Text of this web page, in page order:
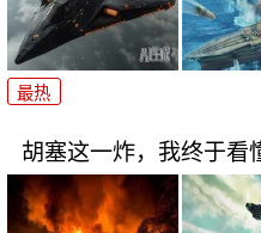
最热
胡塞这一炸，我终于看